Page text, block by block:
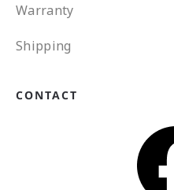
Warranty
Shipping
CONTACT